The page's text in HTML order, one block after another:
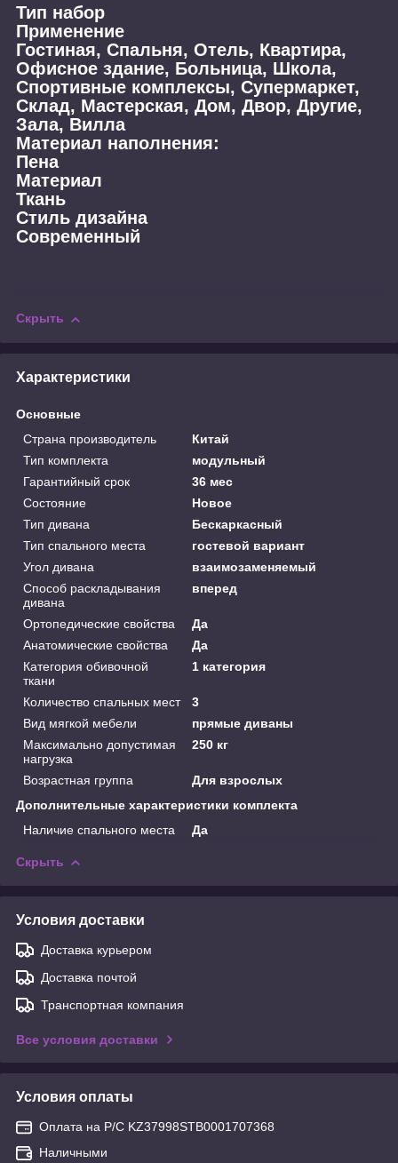
Тип набор
Применение
Гостиная, Спальня, Отель, Квартира,
Офисное здание, Больница, Школа,
Спортивные комплексы, Супермаркет,
Склад, Мастерская, Дом, Двор, Другие,
Зала, Вилла
Материал наполнения:
Пена
Материал
Ткань
Стиль дизайна
Современный
Скрыть
Характеристики
Основные
Страна производитель
Китай
Тип комплекта
модульный
Гарантийный срок
36 мес
Состояние
Новое
Тип дивана
Бескаркасный
Тип спального места
гостевой вариант
Угол дивана
взаимозаменяемый
Способ раскладывания
дивана
вперед
Ортопедические свойства
Да
Анатомические свойства
Да
Категория обивочной
ткани
1 категория
Количество спальных мест
3
Вид мягкой мебели
прямые диваны
Максимально допустимая
нагрузка
250 кг
Возрастная группа
Для взрослых
Дополнительные характеристики комплекта
Наличие спального места
Да
Скрыть
Условия доставки
Доставка курьером
Доставка почтой
Транспортная компания
Все условия доставки
Условия оплаты
Оплата на Р/С KZ37998STB0001707368
Наличными